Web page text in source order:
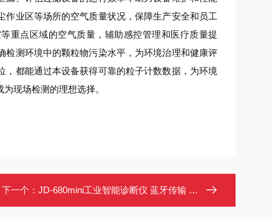
业区等场所的空气质量状况，保障生产安全和员工
重点区域的空气质量，辅助感控管理和医疗质量提
测环境中的颗粒物污染水平，为环境治理和健康评
都能通过本设备获得可靠的粒子计数数据，为环境
现场检测的理想选择。
下一个： JD-680mini工业智能诊断仪 蓝牙传输 磁吸安装 多类型故障诊断